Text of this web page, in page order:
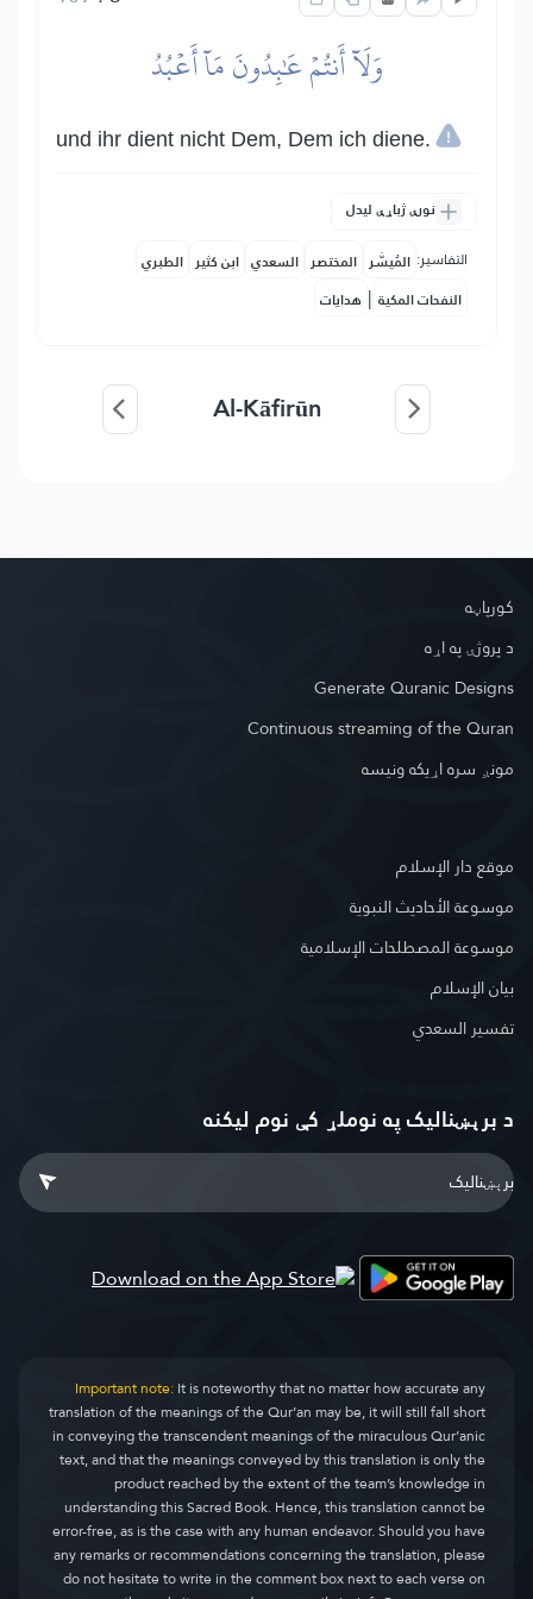
وَلَآ أَنتُمۡ عَٰبِدُونَ مَآ أَعۡبُدُ
und ihr dient nicht Dem, Dem ich diene.
نورې ژباړې لیدل
التفاسير: المُيسَّر المختصر السعدي ابن كثير الطبري
النفحات المكية | هدايات
Al-Kāfirūn
کور‌پاڼه
د پروژې په اړه
Generate Quranic Designs
Continuous streaming of the Quran
مونږ سره اړیکه ونیسه
موقع دار الإسلام
موسوعة الأحاديث النبوية
موسوعة المصطلحات الإسلامية
بيان الإسلام
تفسير السعدي
د برېښنالیک په نوملړ کې نوم لیکنه
Important note:It is noteworthy that no matter how accurate any
translation of the meanings of the Qur’an may be, it will still fall short
in conveying the transcendent meanings of the miraculous Qur’anic
text, and that the meanings conveyed by this translation is only the
product reached by the extent of the team’s knowledge in
understanding this Sacred Book. Hence, this translation cannot be
error-free, as is the case with any human endeavor. Should you have
any remarks or recommendations concerning the translation, please
do not hesitate to write in the comment box next to each verse on